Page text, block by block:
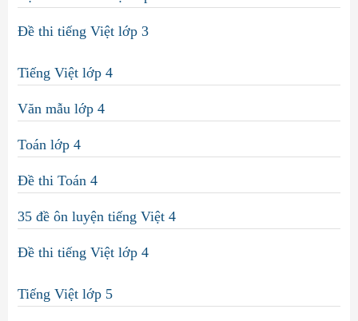
Đề thi tiếng Việt lớp 3
Tiếng Việt lớp 4
Văn mẫu lớp 4
Toán lớp 4
Đề thi Toán 4
35 đề ôn luyện tiếng Việt 4
Đề thi tiếng Việt lớp 4
Tiếng Việt lớp 5